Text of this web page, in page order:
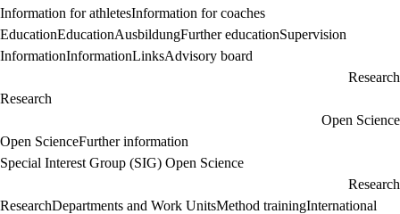
Information for athletesInformation for coaches
EducationEducationAusbildungFurther educationSupervision
InformationInformationLinksAdvisory board
Research
Research
Open Science
Open ScienceFurther information
Special Interest Group (SIG) Open Science
Research
ResearchDepartments and Work UnitsMethod trainingInternational